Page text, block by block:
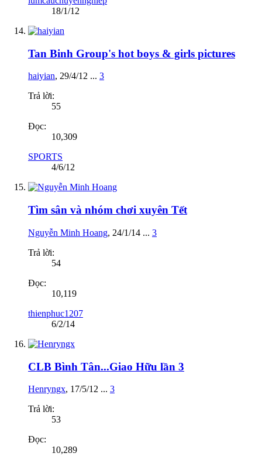
18/1/12
Tan Binh Group's hot boys & girls pictures
haiyian, 29/4/12 ... 3
Trả lời:
55
Đọc:
10,309
SPORTS
4/6/12
Tìm sân và nhóm chơi xuyên Tết
Nguyễn Minh Hoang, 24/1/14 ... 3
Trả lời:
54
Đọc:
10,119
thienphuc1207
6/2/14
CLB Bình Tân...Giao Hữu lần 3
Henryngx, 17/5/12 ... 3
Trả lời:
53
Đọc:
10,289